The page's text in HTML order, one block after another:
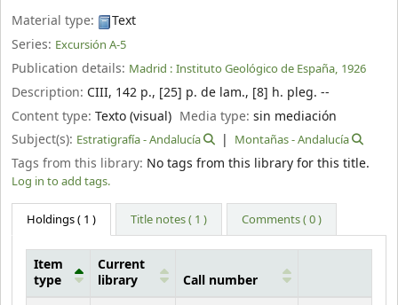
Material type:
Text
Series: Excursión A-5
Publication details: Madrid : Instituto Geológico de España, 1926
Description: CIII, 142 p., [25] p. de lam., [8] h. pleg. --
Content type: Texto (visual) Media type:sin mediación
Subject(s): Estratigrafía - Andalucía Montañas - Andalucía
Tags from this library: No tags from this library for this title.
Log in to add tags.
Holdings( 1 ) Title notes ( 1 ) Comments ( 0 )
Item
type
Current
library
Call number